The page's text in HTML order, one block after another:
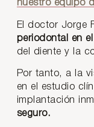
nuestro equipo
El doctor Jorge
periodontal en
del diente y la
Por tanto, a la
en el estudio
implantación
seguro.